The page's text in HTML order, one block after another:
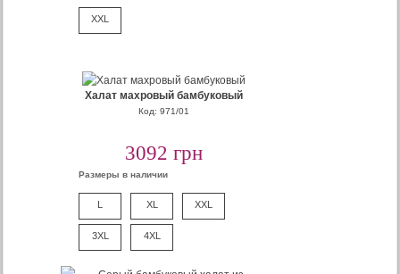
XXL
Халат махровый бамбуковый
Код: 971/01
3092 грн
Размеры в наличии
L XL XXL
3XL 4XL